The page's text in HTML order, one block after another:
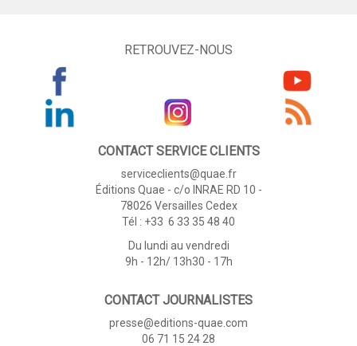
RETROUVEZ-NOUS
CONTACT SERVICE CLIENTS
serviceclients@quae.fr
Éditions Quae - c/o INRAE RD 10 -
78026 Versailles Cedex
Tél : +33 6 33 35 48 40
Du lundi au vendredi
9h - 12h/ 13h30 - 17h
CONTACT JOURNALISTES
presse@editions-quae.com
06 71 15 24 28